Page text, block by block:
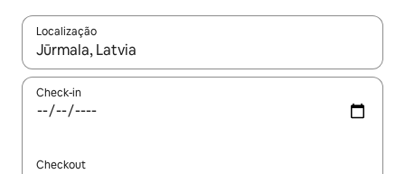
Localização
Quando os resultados estiverem disponíveis, explore-os
Check-in
Checkout